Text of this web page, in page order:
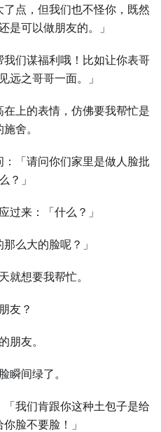
了点，但我们也不怪你，既然
是可以做朋友的。」
我们谋福利哦！比如让你表哥
远之哥哥一面。」
上的表情，仿佛要我帮忙是
舍。
「请问你们家里是做人脸批
？」
过来：「什么？」
那么大的脸呢？」
就想要我帮忙。
友？
朋友。
瞬间绿了。
「我们肯跟你这种土包子是给
脸不要脸！」